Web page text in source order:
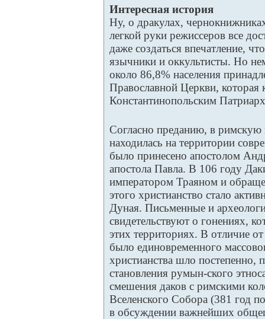
Интересная история
Ну, о дракулах,
легкой руки режиссеров все
даже создаться впечатление,
язычники и оккультисты. Но
около 86,8% населения
Православной Церкви, которая
Константинопольским
Согласно преданию, в
находилась на территории
было принесено апостолом
апостола Павла. В 106 году
императором Траяном и
этого христианство стало
Дуная. Письменные и
свидетельствуют о гонениях,
этих территориях. В отличие
было единовременного
христианства шло постепенно,
становления румын-ского
смешения даков с римскими
Вселенского Собора (381 год
в обсуждении важнейших